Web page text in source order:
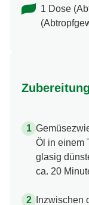
1 Dose
Zubereitung
Öl in einem
glasig
ca. 20
Inzwischen